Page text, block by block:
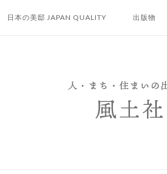
日本の美邸 JAPAN QUALITY 出版物